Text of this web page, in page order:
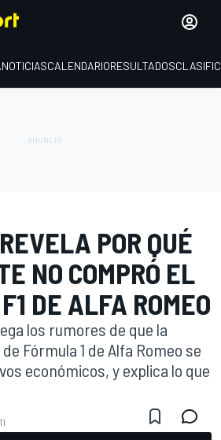
NOTICIASCALENDARIORESULTADOS
POR QUÉ
NO COMPRÓ EL
DE ALFA ROMEO
los rumores de que la
Fórmula 1 de Alfa Romeo se
económicos, y explica lo que